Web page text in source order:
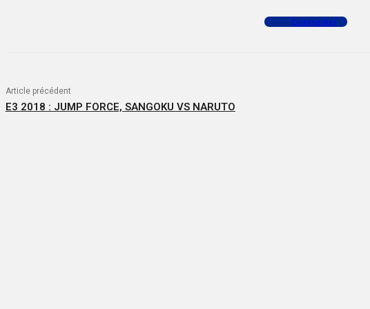
Commenter
Article précédent
E3 2018 : JUMP FORCE, SANGOKU VS NARUTO